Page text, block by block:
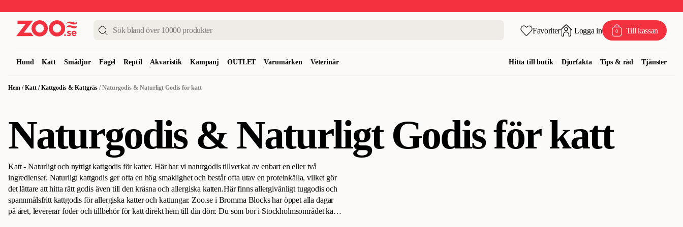
Favoriter Logga in 0 Till kassan
Hund Katt Smådjur Fågel Reptil Akvaristik Kampanj OUTLET Varumärken Veterinär Hitta till butik Djurfakta Tips & råd Tjänster
Hem /Katt /Kattgodis & Kattgräs /Naturgodis & Naturligt Godis för katt
Naturgodis & Naturligt Godis för katt
Katt - Naturligt och nyttigt kattgodis för katter. Här har vi naturgodis tillverkat av enbart en eller två
ingredienser. Naturligt kattgodis ger ofta en hög smaklighet och består ofta utav en proteinkälla, vilket gör
det lättare att hitta rätt godis även till den kräsna och allergiska katten.Här finns allergivänligt tuggodis och
spannmålsfritt kattgodis för allergiska katter och kattungar. Zoo.se i Bromma Blocks har öppet alla dagar
på året, levererar foder och tillbehör för katt direkt hem till din dörr. Du som bor i Stockholmsområdet kan